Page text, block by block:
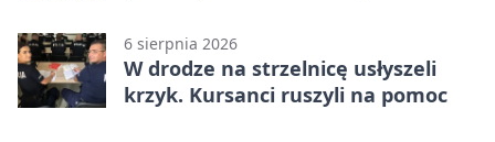
6 sierpnia 2026
W drodze na strzelnicę usłyszeli
krzyk. Kursanci ruszyli na pomoc